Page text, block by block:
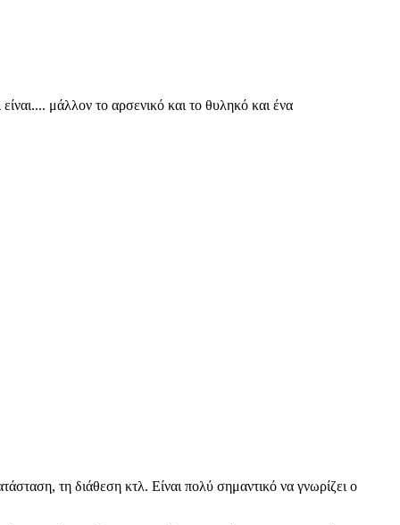
μάλλον το αρσενικό και το θυληκό και ένα
τη διάθεση κτλ. Είναι πολύ σημαντικό να γνωρίζει ο